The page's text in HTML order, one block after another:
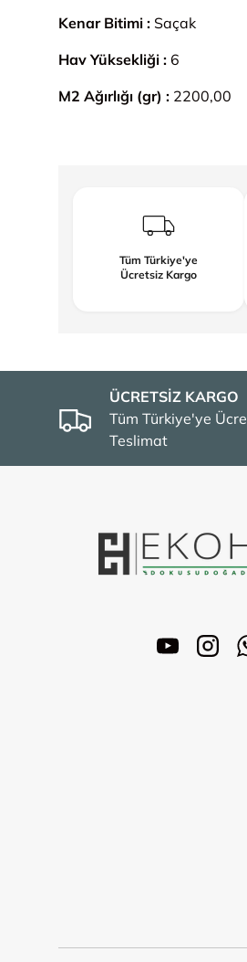
Kenar Bitimi : Saçak
Hav Yüksekliği : 6
M2 Ağırlığı (gr) : 2200,00
Tüm Türkiye'ye
Ücretsiz Kargo
ÜCRETSİZ KARGO
Tüm Türkiye'ye
Teslimat
YouTube